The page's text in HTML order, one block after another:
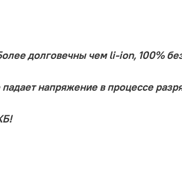
долговечны чем li-ion, 100%
напряжение в процессе